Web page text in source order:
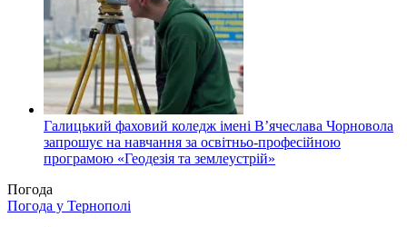
Галицький фаховий коледж імені В’ячеслава Чорновола
запрошує на навчання за освітньо-професійною
програмою «Геодезія та землеустрій»
Погода
Погода у Тернополі